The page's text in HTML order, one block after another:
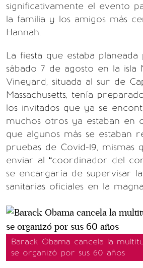
significativamente el evento
la familia y los amigos más
Hannah.
La fiesta que estaba
sábado 7 de agosto en la isla
Vineyard, situada al sur de
Massachusetts, tenía
los invitados que ya se
muchos otros ya estaban en
que algunos más se estaban
pruebas de Covid-19, mismas
enviar al “coordinador del
se encargaría de supervisar
sanitarias oficiales en la
Barack Obama cancela la
se organizó por sus 60 años